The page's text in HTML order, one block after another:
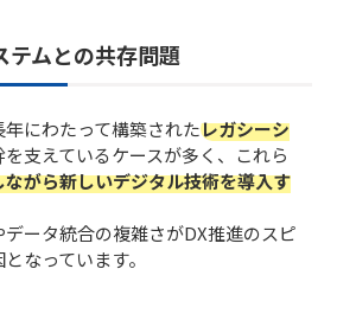
ムとの共存問題
にわたって構築されたレガシーシ
支えているケースが多く、これら
がら新しいデジタル技術を導入す
ータ統合の複雑さがDX推進のスピ
なっています。